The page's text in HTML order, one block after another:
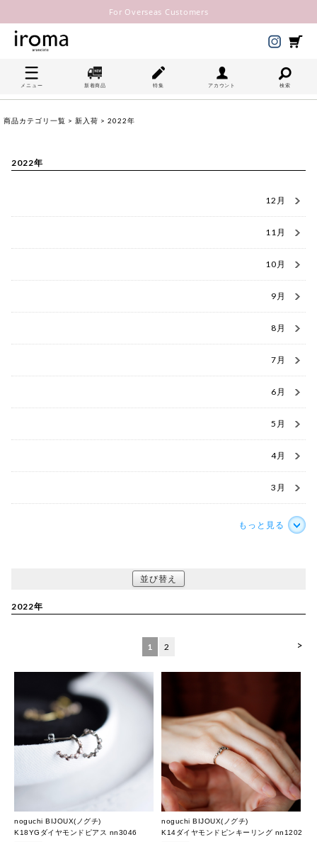
For Overseas Customers
メニュー 新着商品 特集 アカウント 検索
商品カテゴリ一覧 > 新入荷 > 2022年
2022年
12月
11月
10月
9月
8月
7月
6月
5月
4月
3月
もっと見る
並び替え
2022年
>
1 2
noguchi BIJOUX(ノグチ)
K18YGダイヤモンドピアス nn3046
noguchi BIJOUX(ノグチ)
K14ダイヤモンドピンキーリング nn1202